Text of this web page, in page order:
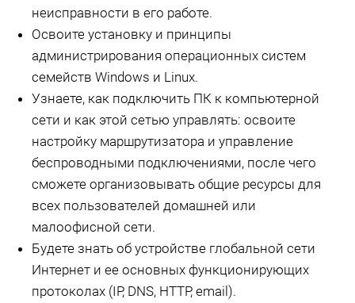
неисправности в его работе.
Освоите установку и принципы
администрирования операционных систем
семейств Windows и Linux.
Узнаете, как подключить ПК к компьютерной
сети и как этой сетью управлять: освоите
настройку маршрутизатора и управление
беспроводными подключениями, после чего
сможете организовывать общие ресурсы для
всех пользователей домашней или
малоофисной сети.
Будете знать об устройстве глобальной сети
Интернет и ее основных функционирующих
протоколах (IP, DNS, HTTP, email).